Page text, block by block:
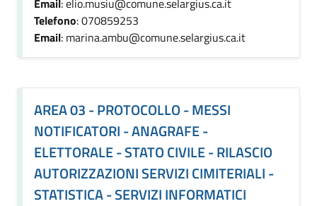
Email: elio.musiu@comune.selargius.ca.it
Telefono: 070859253
Email: marina.ambu@comune.selargius.ca.it
AREA 03 - PROTOCOLLO - MESSI
NOTIFICATORI - ANAGRAFE -
ELETTORALE - STATO CIVILE - RILASCIO
AUTORIZZAZIONI SERVIZI CIMITERIALI -
STATISTICA - SERVIZI INFORMATICI